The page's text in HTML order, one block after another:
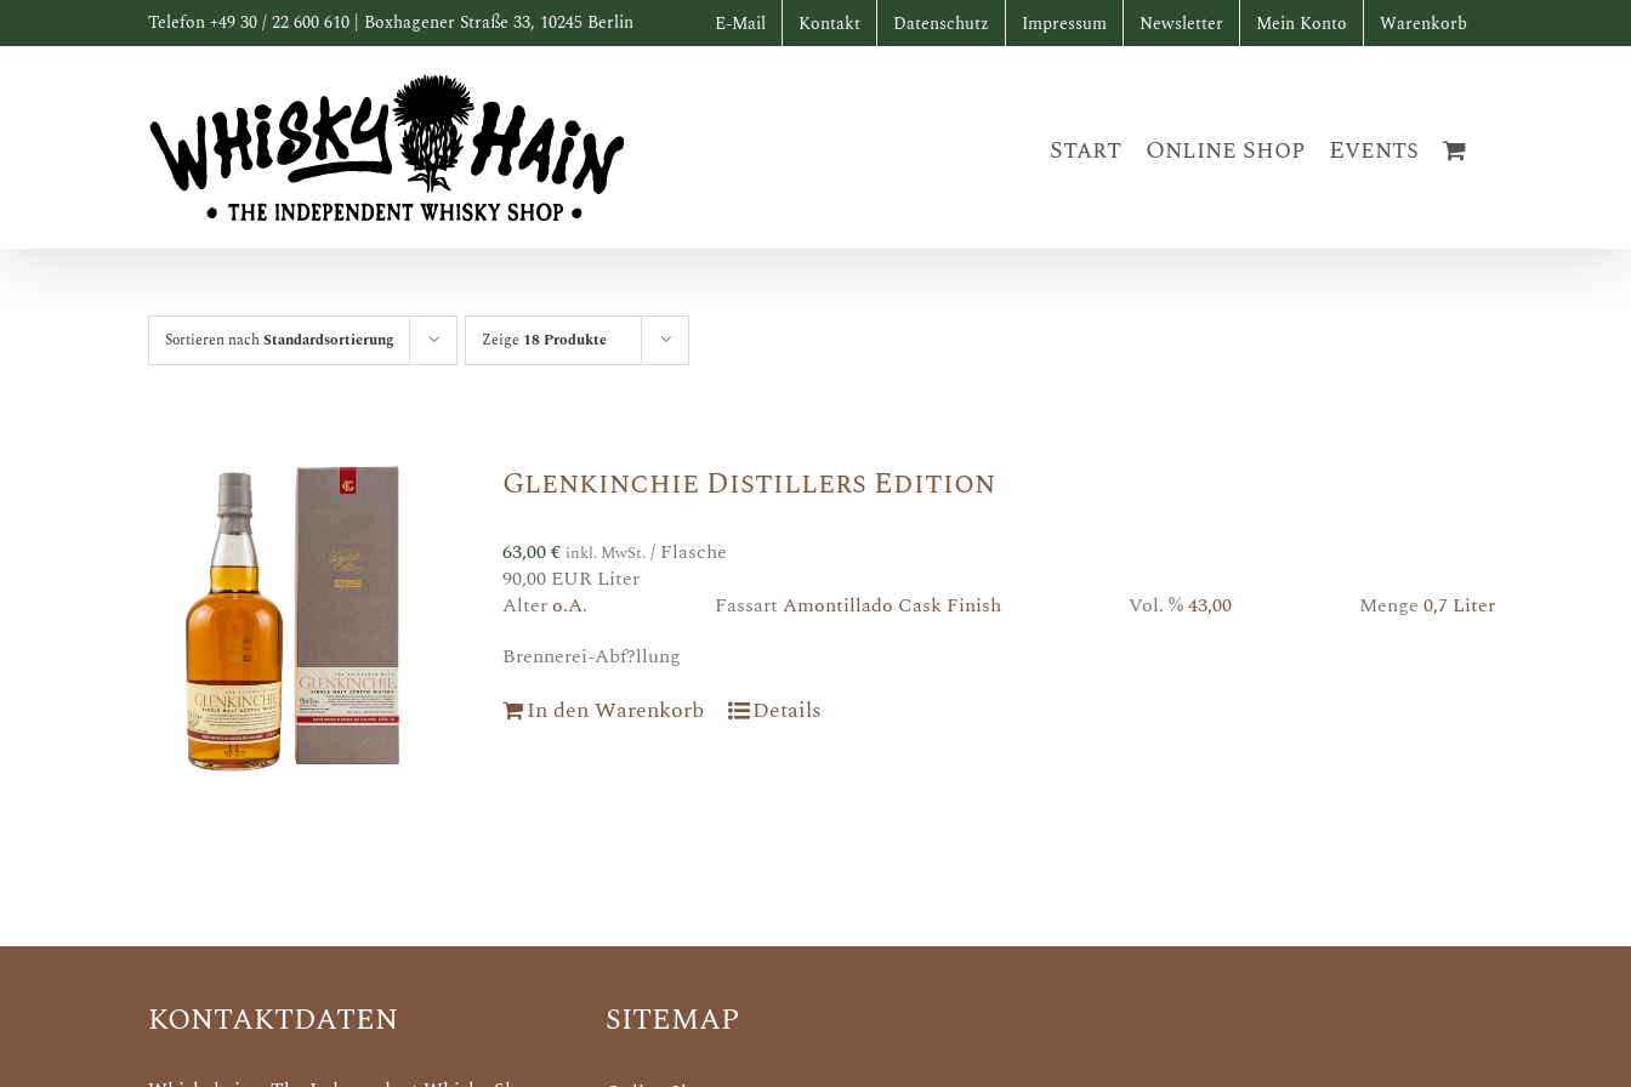
Inhalt
Telefon +49 30 / 22 600 610 | Boxhagener Straße 33, 10245 Berlin E-Mail Kontakt Datenschutz Impressum Newsletter Mein Konto Warenkorb
Start Online Shop Events
Sortieren nachStandardsortierung Zeige 18 Produkte
Glenkinchie Distillers Edition
63,00€ inkl. MwSt. / Flasche
90,00 EUR Liter
Altero.A. FassartAmontillado Cask Finish Vol. %43,00 Menge 0,7 Liter
Brennerei-Abf?llung
In den Warenkorb Details
KONTAKTDATEN SITEMAP